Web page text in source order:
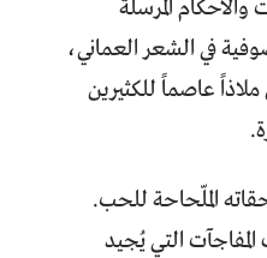
المرسلة
في الشعر العماني،
عاصماً للكثيرين
الملّحاحة للحب.
التي يُجيد